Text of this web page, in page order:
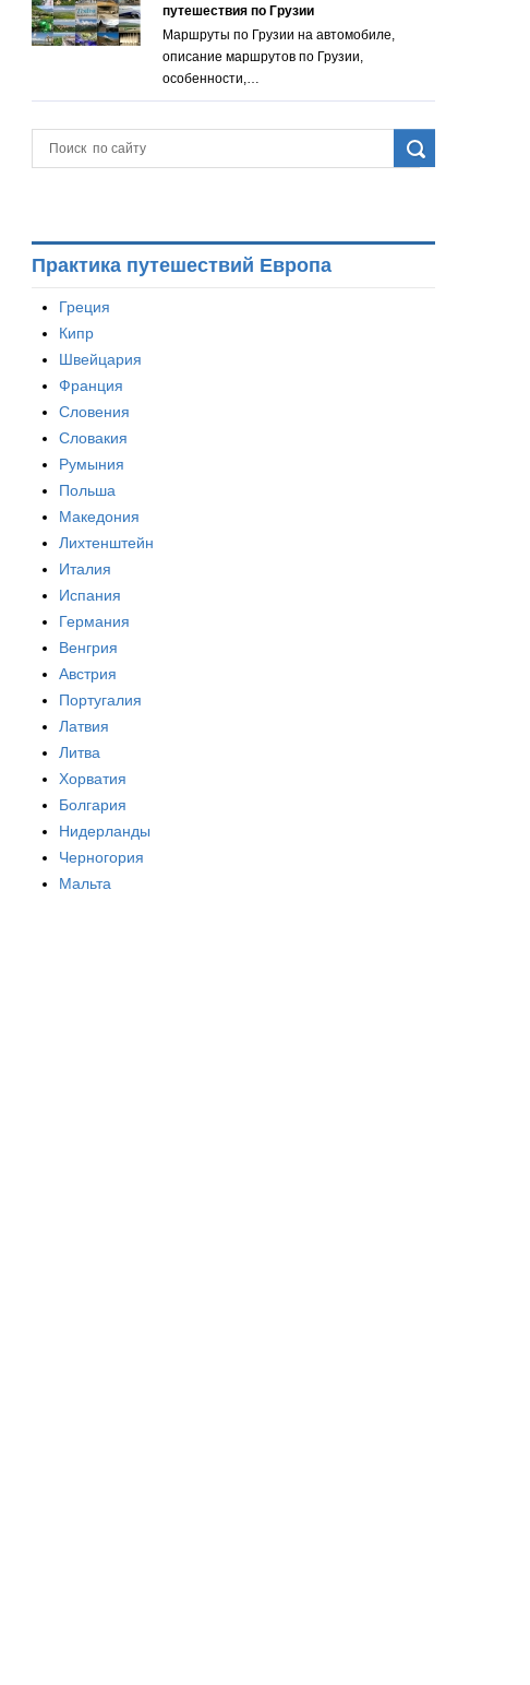
путешествия по Грузии
Маршруты по Грузии на автомобиле,
описание маршрутов по Грузии,
особенности,…
Практика путешествий Европа
Греция
Кипр
Швейцария
Франция
Словения
Словакия
Румыния
Польша
Македония
Лихтенштейн
Италия
Испания
Германия
Венгрия
Австрия
Португалия
Латвия
Литва
Хорватия
Болгария
Нидерланды
Черногория
Мальта